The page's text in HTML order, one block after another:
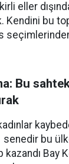
eller
Kendini bu
Bu
bu
kazandı Bay